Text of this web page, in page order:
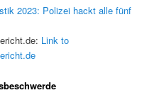
2023: Polizei hackt alle fünf
Link to